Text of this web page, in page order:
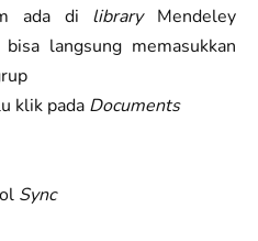
ada di library Mendeley
langsung memasukkan
klik pada Documents
Sync